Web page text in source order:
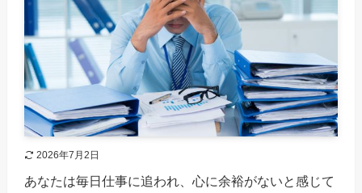
2026年7月2日
あなたは毎日仕事に追われ、心に余裕がないと感じて